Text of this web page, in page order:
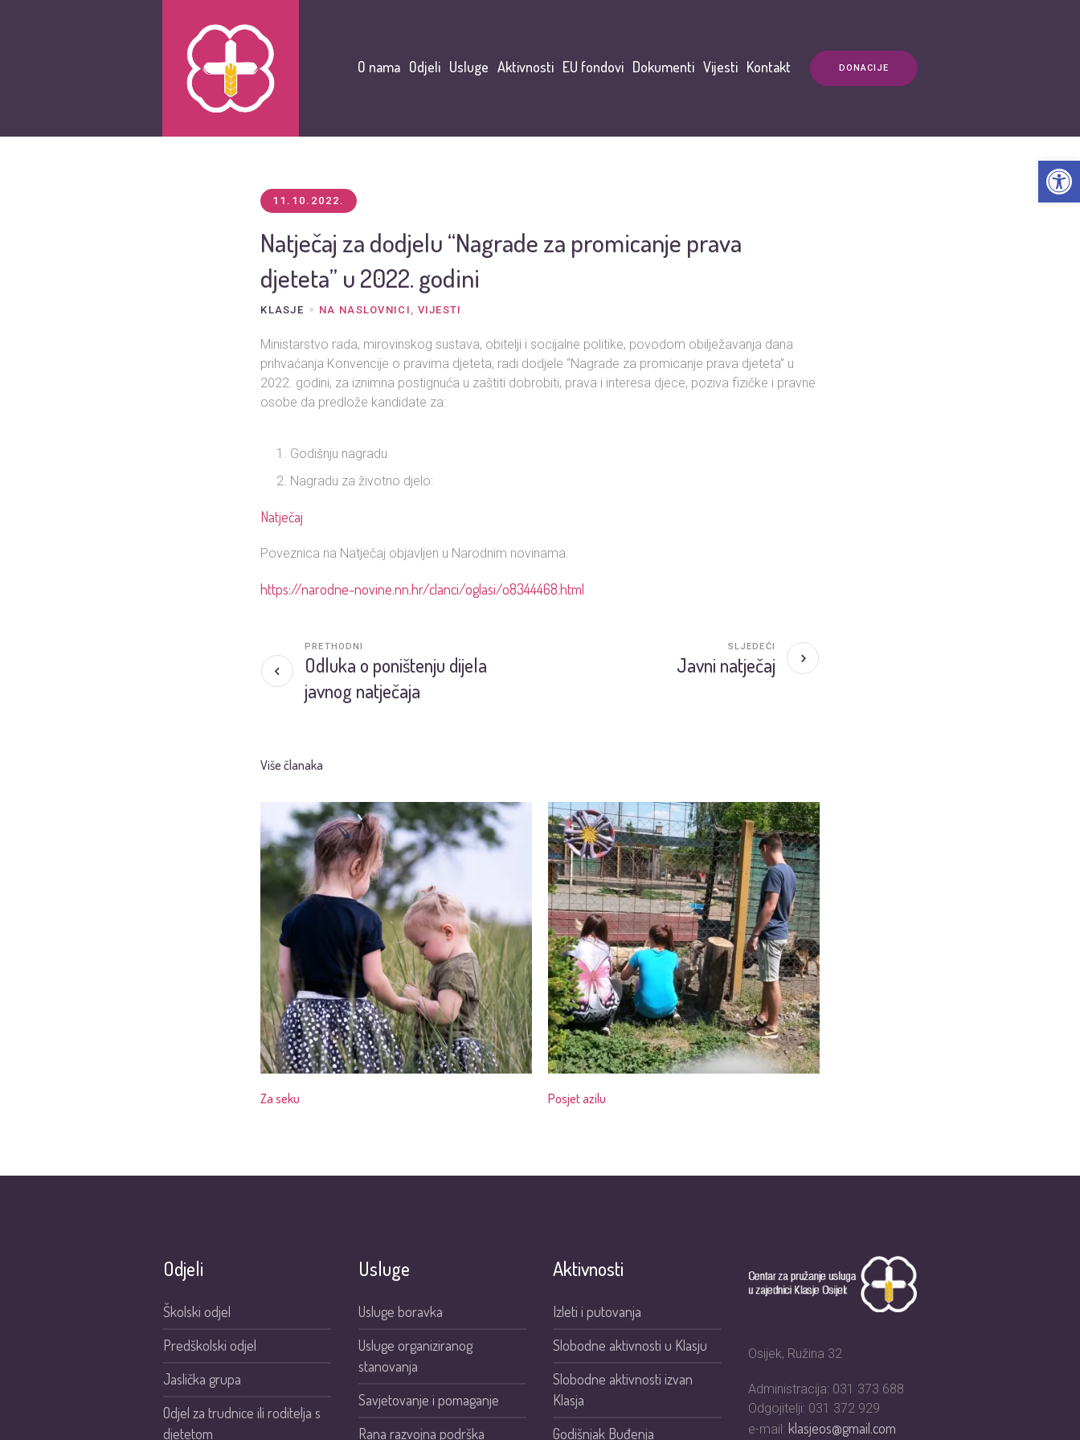
DONACIJE
O nama Odjeli Usluge Aktivnosti EU fondovi Dokumenti Vijesti Kontakt
11.10.2022.
Natječaj za dodjelu “Nagrade za promicanje prava
djeteta” u 2022. godini
KLASJE NA NASLOVNICI , VIJESTI
Ministarstvo rada, mirovinskog sustava, obitelji i socijalne politike, povodom obilježavanja dana
prihvaćanja Konvencije o pravima djeteta, radi dodjele “Nagrade za promicanje prava djeteta” u
2022. godini, za iznimna postignuća u zaštiti dobrobiti, prava i interesa djece, poziva fizičke i pravne
osobe da predlože kandidate za:
Godišnju nagradu
Nagradu za životno djelo:
Natječaj
Poveznica na Natječaj objavljen u Narodnim novinama:
https://narodne-novine.nn.hr/clanci/oglasi/o8344468.html
Odluka o poništenju dijela
javnog natječaja
PRETHODNI
Javni natječaj
SLJEDEĆI
Više članaka
Za seku Posjet azilu
Odjeli
Školski odjel
Predškolski odjel
Jaslička grupa
Odjel za trudnice ili roditelja s
djetetom
Usluge
Usluge boravka
Usluge organiziranog
stanovanja
Savjetovanje i pomaganje
Rana razvojna podrška
Aktivnosti
Izleti i putovanja
Slobodne aktivnosti u Klasju
Slobodne aktivnosti izvan
Klasja
Godišnjak Buđenja
Osijek, Ružina 32
Administracija: 031 373 688
Odgojitelji: 031 372 929
e-mail: klasjeos@gmail.com